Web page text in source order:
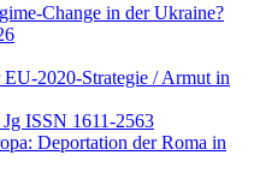
Change in der Ukraine?
2020-Strategie / Armut in
ISSN 1611-2563
Deportation der Roma in